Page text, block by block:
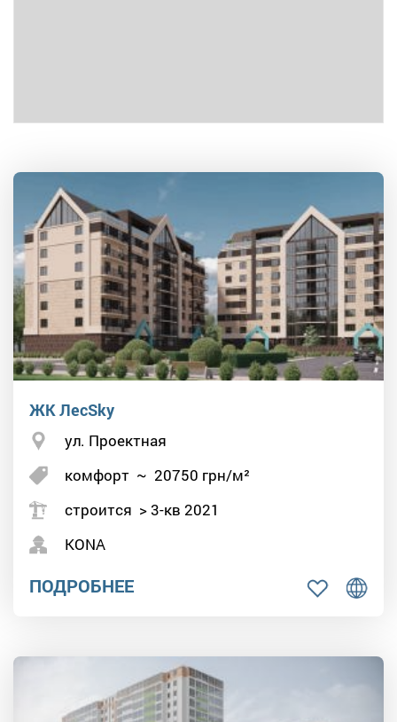
ЖК ЛесSky
ул. Проектная
комфорт ~ 20750 грн/м²
строится > 3-кв 2021
KONA
ПОДРОБНЕЕ